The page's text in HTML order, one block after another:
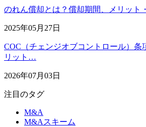
のれん償却とは？償却期間、メリット
2025年05月27日
COC（チェンジオブコントロール）条
リット…
2026年07月03日
注目のタグ
M&A
M&Aスキーム